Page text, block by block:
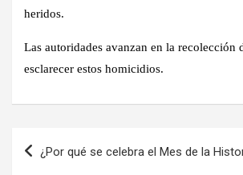
heridos.
Las autoridades avanzan en la recolección
esclarecer estos homicidios.
¿Por qué se celebra el Mes de la